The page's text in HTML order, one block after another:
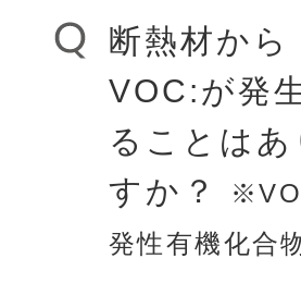
や羊毛、さ
発泡スチロ
ども断熱材
利用されま
さて、アキ
でき、短い
パーフェク
断熱住宅を
また、製造
フロン類は
して火災時
中毒死の原
るのはこの
炭素です。
燃焼性は材
験方法によ
なります。
し、ウレタ
断熱材から
VOC:が発
ることはあ
すか？
発性有機化合